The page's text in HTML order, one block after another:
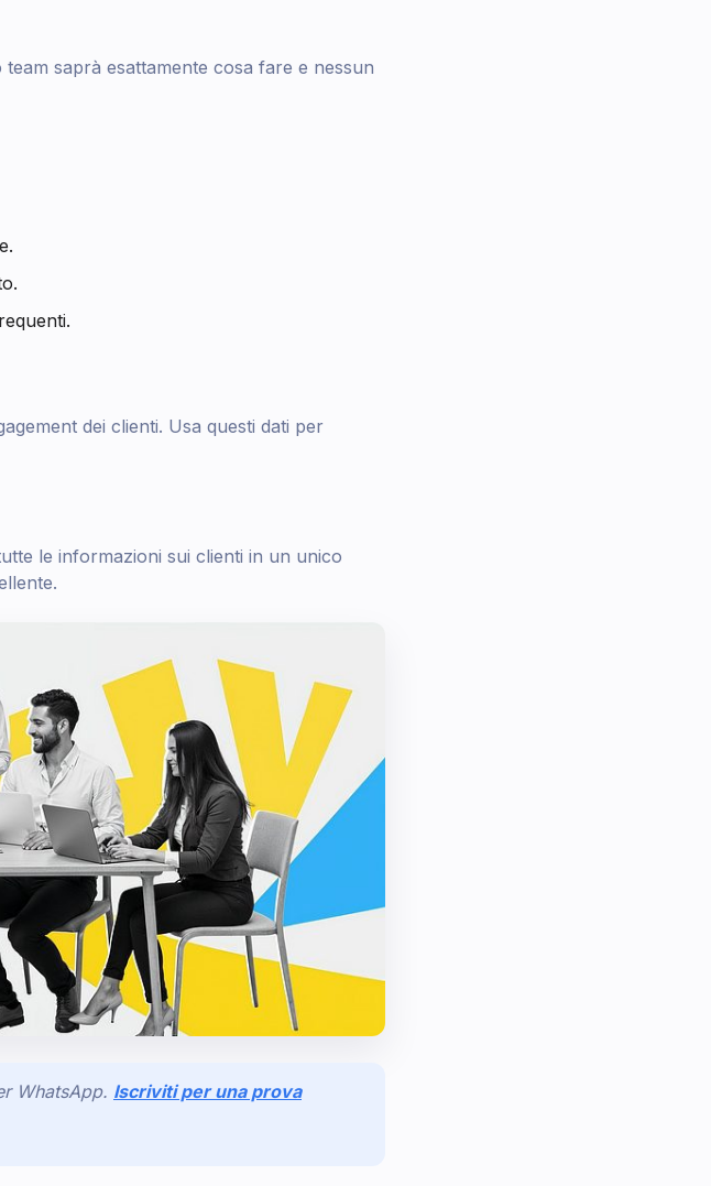
saprà esattamente cosa fare e nessun
dei clienti. Usa questi dati per
le informazioni sui clienti in un unico
WhatsApp. Iscriviti per una prova